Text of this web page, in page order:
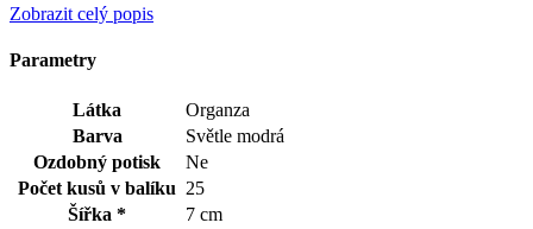
Zobrazit celý popis
Parametry
Látka
Organza
Barva
Světle modrá
Ozdobný potisk
Ne
Počet kusů v balíku 25
Šířka *
7 cm